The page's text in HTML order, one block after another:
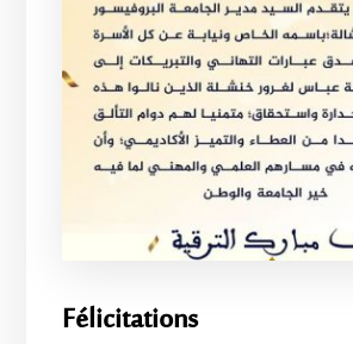
Félicitations